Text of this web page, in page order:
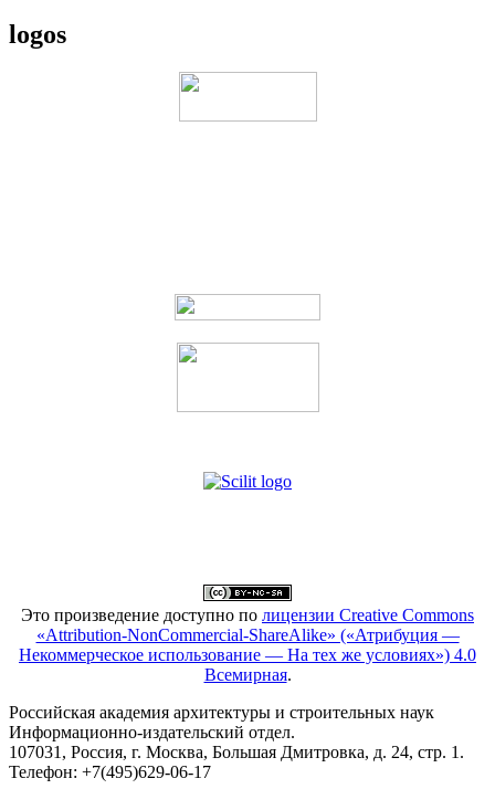
logos
Это произведение доступно по лицензии Creative Commons
«Attribution-NonCommercial-ShareAlike» («Атрибуция —
Некоммерческое использование — На тех же условиях») 4.0
Всемирная.
Российская академия архитектуры и строительных наук
Информационно-издательский отдел.
107031, Россия, г. Москва, Большая Дмитровка, д. 24, стр. 1.
Телефон: +7(495)629-06-17